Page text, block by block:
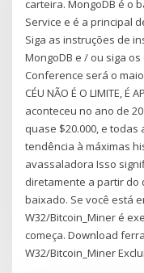
carteira. MongoDB é o
Service e é a principal
Siga as instruções de
MongoDB e / ou siga
Conference será o
CÉU NÃO É O LIMITE, É
aconteceu no ano de
quase $20.000, e
tendência à máximas
avassaladora Isso
diretamente a partir do
baixado. Se você está
W32/Bitcoin_Miner é
começa. Download
W32/Bitcoin_Miner